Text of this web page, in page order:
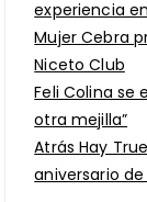
experiencia
Mujer Cebra
Niceto Club
Feli Colina se
otra mejilla”
Atrás Hay
aniversario de